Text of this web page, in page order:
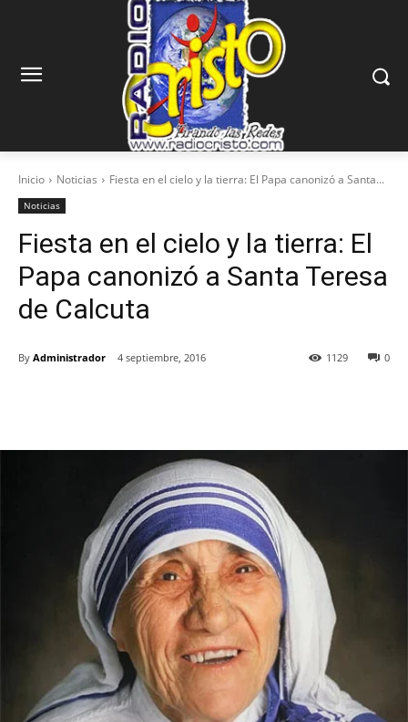
Inicio Noticias Fiesta en el cielo y la tierra: El Papa canonizó a Santa...
Noticias
Fiesta en el cielo y la tierra: El
Papa canonizó a Santa Teresa
de Calcuta
By Administrador 4 septiembre, 2016 0
1129